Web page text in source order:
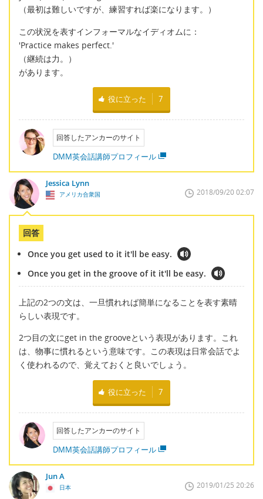
（最初は難しいですが、練習すれば楽になります。）
この状況を表すインフォーマルなイディオムに：
'Practice makes perfect.'
（継続は力。）
があります。
役に立った 7
回答したアンカーのサイト
DMM英会話講師プロフィール
Jessica Lynn
アメリカ合衆国 2018/09/20 02:07
回答
Once you get used to it it'll be easy.
Once you get in the groove of it it'll be easy.
上記の2つの文は、一旦慣れれば簡単になることを表す素晴
らしい表現です。
2つ目の文にget in the grooveという表現があります。これ
は、物事に慣れるという意味です。この表現は日常会話でよ
く使われるので、覚えておくと良いでしょう。
役に立った 7
回答したアンカーのサイト
DMM英会話講師プロフィール
Jun A
日本 2019/01/25 20:26